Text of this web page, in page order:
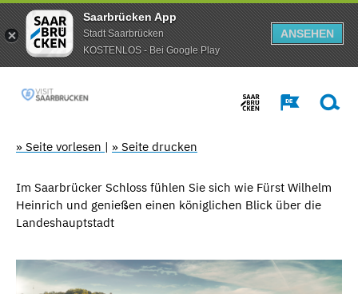
Saarbrücken App
Stadt Saarbrücken
KOSTENLOS - Bei Google Play
ANSEHEN
» Seite vorlesen | » Seite drucken
Im Saarbrücker Schloss fühlen Sie sich wie Fürst Wilhelm
Heinrich und genießen einen königlichen Blick über die
Landeshauptstadt